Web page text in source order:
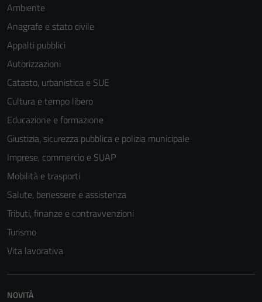
Ambiente
Anagrafe e stato civile
Appalti pubblici
Autorizzazioni
Catasto, urbanistica e SUE
Cultura e tempo libero
Educazione e formazione
Giustizia, sicurezza pubblica e polizia municipale
Imprese, commercio e SUAP
Mobilità e trasporti
Salute, benessere e assistenza
Tributi, finanze e contravvenzioni
Turismo
Vita lavorativa
NOVITÀ